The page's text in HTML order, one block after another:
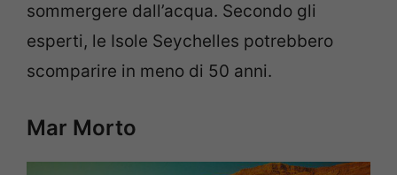
sommergere dall’acqua. Secondo gli
esperti, le Isole Seychelles potrebbero
scomparire in meno di 50 anni.
Mar Morto